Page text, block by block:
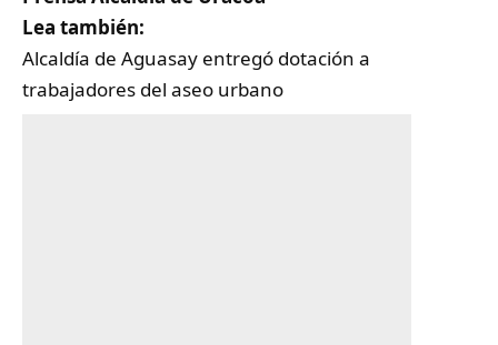
Lea también:
Alcaldía de Aguasay entregó dotación a
trabajadores del aseo urbano